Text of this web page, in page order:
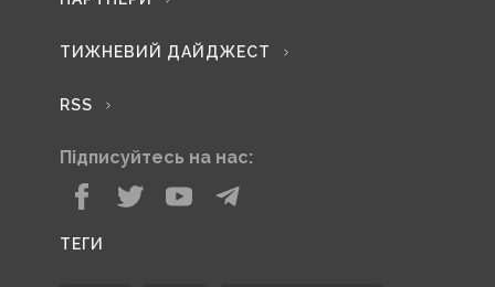
ТИЖНЕВИЙ ДАЙДЖЕСТ
RSS
Підписуйтесь на нас:
ТЕГИ